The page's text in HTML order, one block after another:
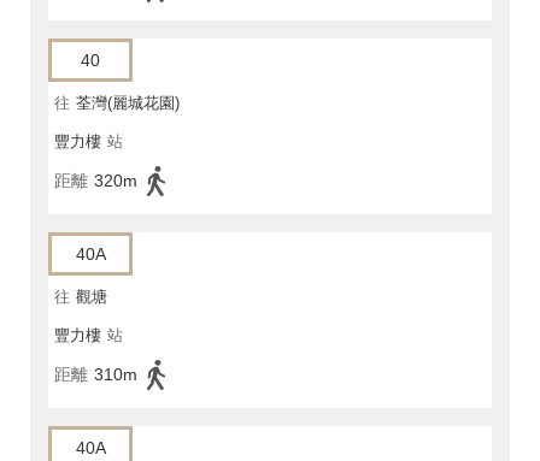
40
往 荃灣(麗城花園)
豐力樓 站
距離 320m
40A
往 觀塘
豐力樓 站
距離 310m
40A